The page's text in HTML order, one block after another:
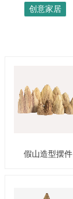
创意家居
假山造型摆件